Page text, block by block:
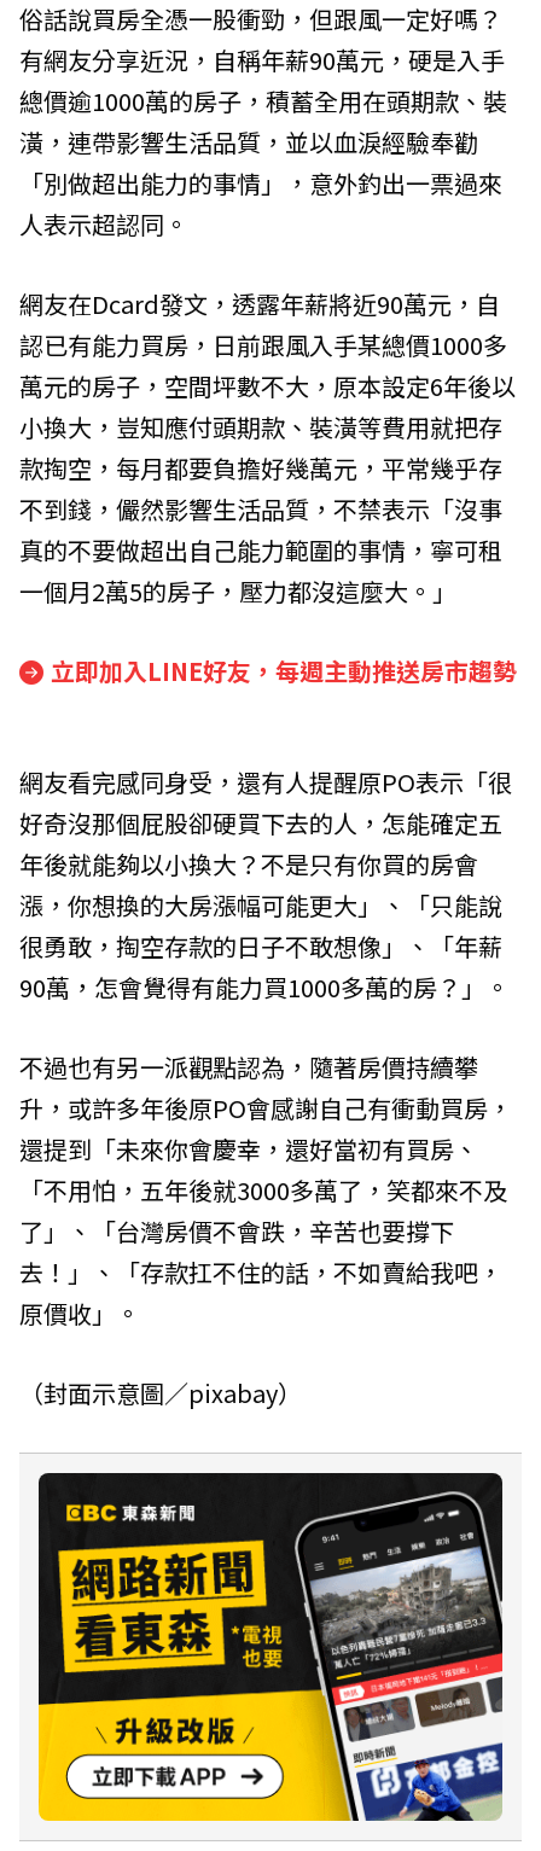
俗話說買房全憑一股衝勁，但跟風一定好嗎？
有網友分享近況，自稱年薪90萬元，硬是入手
總價逾1000萬的房子，積蓄全用在頭期款、裝
潢，連帶影響生活品質，並以血淚經驗奉勸
「別做超出能力的事情」，意外釣出一票過來
人表示超認同。
網友在Dcard發文，透露年薪將近90萬元，自
認已有能力買房，日前跟風入手某總價1000多
萬元的房子，空間坪數不大，原本設定6年後以
小換大，豈知應付頭期款、裝潢等費用就把存
款掏空，每月都要負擔好幾萬元，平常幾乎存
不到錢，儼然影響生活品質，不禁表示「沒事
真的不要做超出自己能力範圍的事情，寧可租
一個月2萬5的房子，壓力都沒這麼大。」
立即加入LINE好友，每週主動推送房市趨勢
網友看完感同身受，還有人提醒原PO表示「很
好奇沒那個屁股卻硬買下去的人，怎能確定五
年後就能夠以小換大？不是只有你買的房會
漲，你想換的大房漲幅可能更大」、「只能說
很勇敢，掏空存款的日子不敢想像」、「年薪
90萬，怎會覺得有能力買1000多萬的房？」。
不過也有另一派觀點認為，隨著房價持續攀
升，或許多年後原PO會感謝自己有衝動買房，
還提到「未來你會慶幸，還好當初有買房、
「不用怕，五年後就3000多萬了，笑都來不及
了」、「台灣房價不會跌，辛苦也要撐下
去！」、「存款扛不住的話，不如賣給我吧，
原價收」。
（封面示意圖／pixabay）